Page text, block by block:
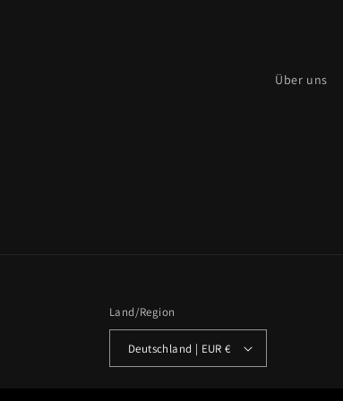
Über uns
Land/Region
Deutschland | EUR €